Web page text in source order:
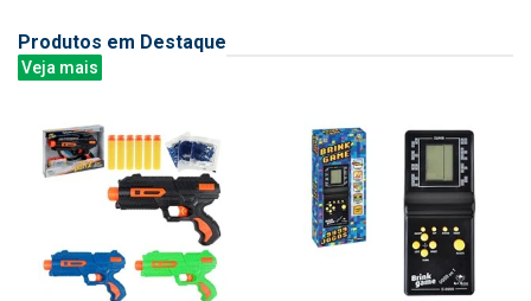
Produtos em Destaque
Veja mais